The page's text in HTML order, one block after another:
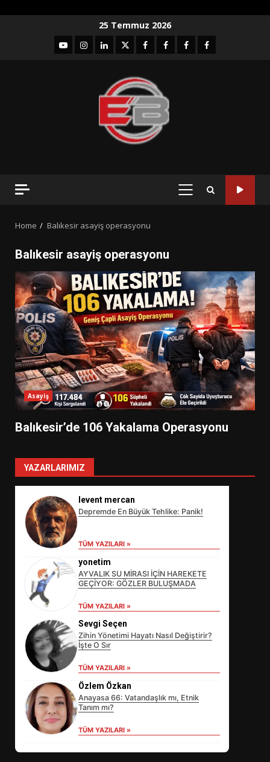
25 Temmuz 2026
YouTubeInstagram
LinkedIntwitterfacebook-Facebook-
Facebook-Facebook-
PRIMARY
Home Balıkesir asayiş operasyonu
Balıkesir asayiş operasyonu
Asayiş
Balıkesir’de 106 Yakalama Operasyonu
YAZARLARIMIZ
levent mercan
Depremde En Büyük Tehlike: Panik!
TÜM YAZILARI »
yonetim
AYVALIK SU MİRASI İÇİN HAREKETE
GEÇİYOR: GÖZLER BULUŞMADA
TÜM YAZILARI »
Sevgi Seçen
Zihin Yönetimi Hayatı Nasıl Değiştirir?
İşte O Sır
TÜM YAZILARI »
Özlem Özkan
Anayasa 66: Vatandaşlık mı, Etnik
Tanım mı?
TÜM YAZILARI »
3
EİB’DE KRİTİK ATAMA:
SÜRDÜRÜLEBİLİRLİKTE NE
DEĞİŞECEK?